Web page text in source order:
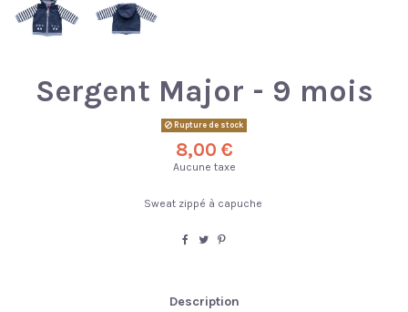
Sergent Major - 9 mois
Rupture de stock
8,00 €
Aucune taxe
Sweat zippé à capuche
Description